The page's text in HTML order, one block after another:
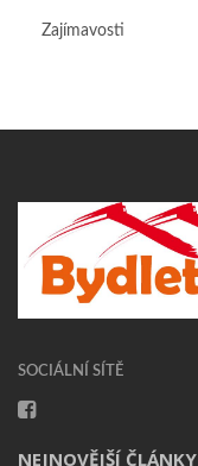
Zajímavosti
SOCIÁLNÍ SÍTĚ
NEJNOVĚJŠÍ ČLÁNKY